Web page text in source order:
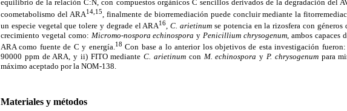
equilibrio de la relación C:N, con compuestos orgánicos C sencillos derivados de la degradación del
coometabolismo del ARA14,15 , finalmente de biorremediación puede concluir mediante la
un especie vegetal que tolere y degrade el ARA16,C. arietinum se potencia en la rizosfera con
crecimiento vegetal como: Micromo-nospora echinosporayPenicillium chrysogenum, ambos capaces
ARA como fuente de C y energía.18 Con base a lo anterior los objetivos de esta investigación
90000 ppm de ARA, y ii) FITO medianteC. arietinum con M. echinosporayP. chrysogenum para
máximo aceptado por la NOM-138.
Materiales y métodos